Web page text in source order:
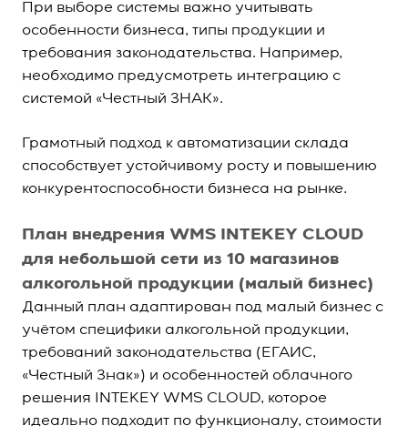
При выборе системы важно учитывать
особенности бизнеса, типы продукции и
требования законодательства. Например,
необходимо предусмотреть интеграцию с
системой «Честный ЗНАК».
Грамотный подход к автоматизации склада
способствует устойчивому росту и повышению
конкурентоспособности бизнеса на рынке.
План внедрения WMS INTEKEY CLOUD
для небольшой сети из 10 магазинов
алкогольной продукции (малый бизнес)
Данный план адаптирован под малый бизнес с
учётом специфики алкогольной продукции,
требований законодательства (ЕГАИС,
«Честный Знак») и особенностей облачного
решения
INTEKEY WMS CLOUD, которое
идеально подходит по функционалу, стоимости